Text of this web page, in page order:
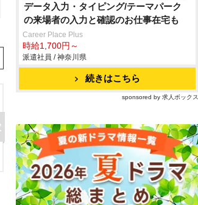
データ入力・タイピング/テーマパーク
の来場者の入力と確認のお仕事在宅も
Career Place Plus
時給1,700円～
派遣社員 / 神奈川県
続きはこちら
sponsored by 求人ボックス